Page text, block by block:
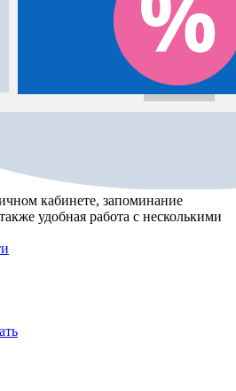
кабинете, запоминание
удобная работа с несколькими